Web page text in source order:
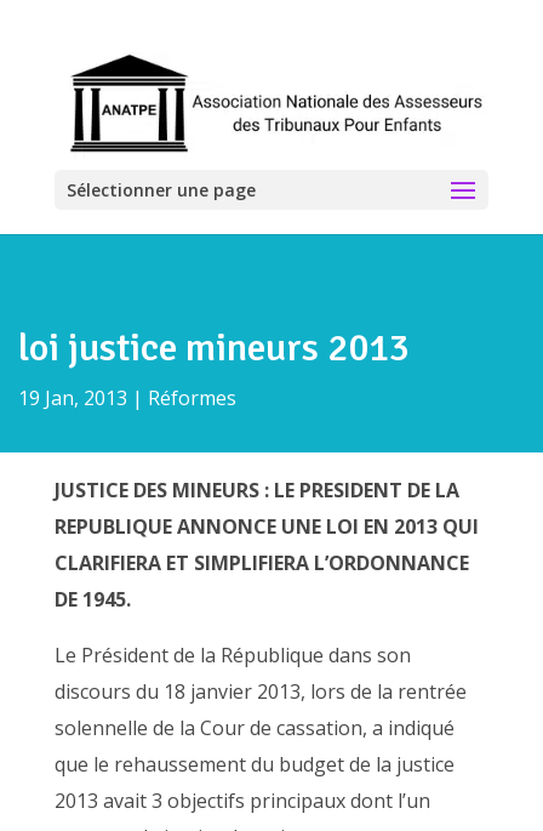
Sélectionner une page
loi justice mineurs 2013
19 Jan, 2013 | Réformes
JUSTICE DES MINEURS : LE PRESIDENT DE LA
REPUBLIQUE ANNONCE UNE LOI EN 2013 QUI
CLARIFIERA ET SIMPLIFIERA L’ORDONNANCE
DE 1945.
Le Président de la République dans son
discours du 18 janvier 2013, lors de la rentrée
solennelle de la Cour de cassation, a indiqué
que le rehaussement du budget de la justice
2013 avait 3 objectifs principaux dont l’un